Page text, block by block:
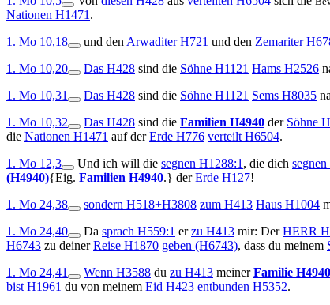
Nationen H1471 .
1. Mo 10,18
und den ArwaditerH721 und den Zemariter
1. Mo 10,20
Das H428 sind die Söhne H1121 Hams H2526
1. Mo 10,31
Das H428 sind die Söhne H1121 Sems H8035
1. Mo 10,32
Das H428 sind die Familien H4940 der Söhne
die Nationen H1471 auf derErde H776 verteilt H6504.
1. Mo 12,3
Und ich will die segnen H1288:1 , die dich segnen
(H4940){Eig. Familien H4940.} derErde H127!
1. Mo 24,38
sondern H518+H3808 zum H413 Haus H1004
1. Mo 24,40
Da sprach H559:1 erzu H413 mir: DerHERR
H6743 zu deinerReise H1870 geben (H6743), dass du meinem
1. Mo 24,41
Wenn H3588 du zu H413 meinerFamilie H4940
bist H1961 du von meinem Eid H423 entbunden H5352.